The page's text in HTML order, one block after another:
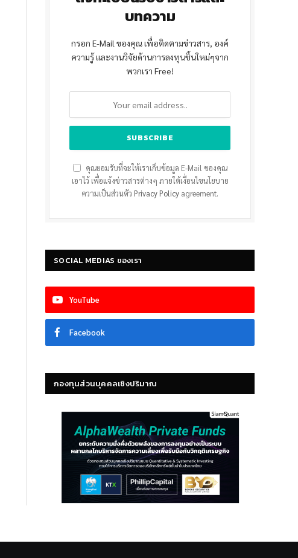
บทความ
กรอก E-Mail ของคุณ เพื่อติดตามข่าวสาร, องค์
ความรู้ และงานวิจัยด้านการลงทุนชิ้นใหม่ๆจาก
พวกเรา Free!
คุณยอมรับที่จะให้เราเก็บข้อมูล E-Mail ของคุณ
เอาไว้ เพื่อแจ้งข่าวสารต่างๆ ภายใต้เงื่อนไขนโยบาย
ความเป็นส่วนตัว Privacy Policy agreement.
SOCIAL MEDIAS ของเรา
YouTube
Facebook
กองทุนส่วนบุคคลเชิงปริมาณ